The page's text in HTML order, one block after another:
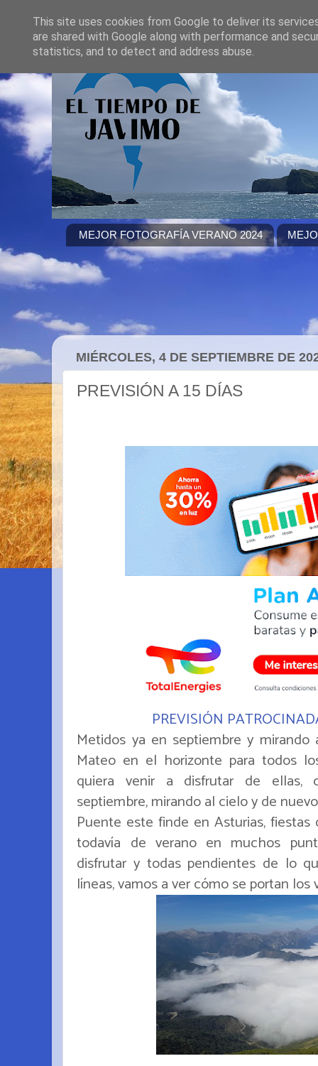
MEJOR FOTOGRAFÍA VERANO 2024
MIÉRCOLES, 4 DE SEPTIEMBRE DE
PREVISIÓN A 15 DÍAS
PREVISIÓN
Metidos ya en septiembre y
Mateo en el horizonte para todos
quiera venir a disfrutar de ellas,
septiembre, mirando al cielo y de
Puente este finde en Asturias, fiestas
todavía de verano en muchos
disfrutar y todas pendientes de lo
líneas, vamos a ver cómo se portan los
This site uses cookies from Google to deliver its
are shared with Google along with performance and
statistics, and to detect and address abuse.